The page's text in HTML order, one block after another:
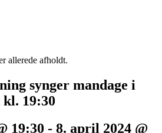
allerede afholdt.
synger mandage i
19:30
19:30 - 8. april 2024 @